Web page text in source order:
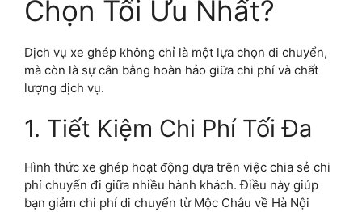
Chọn Tối Ưu Nhất?
Dịch vụ xe ghép không chỉ là một lựa chọn di chuyển,
mà còn là sự cân bằng hoàn hảo giữa chi phí và chất
lượng dịch vụ.
1. Tiết Kiệm Chi Phí Tối Đa
Hình thức xe ghép hoạt động dựa trên việc chia sẻ chi
phí chuyến đi giữa nhiều hành khách. Điều này giúp
bạn giảm chi phí di chuyển từ Mộc Châu về Hà Nội